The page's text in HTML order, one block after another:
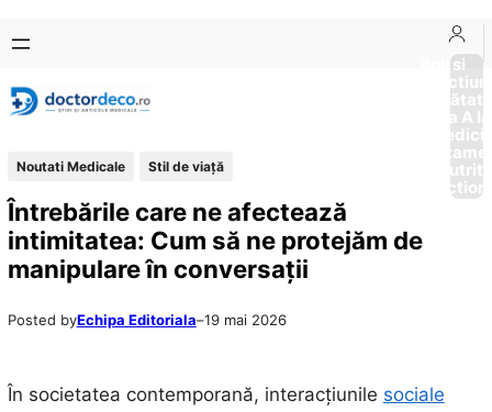
conținut
content
Boli si
Afectiuni
Sănătate
de la A
Noutati Medicale Stil de viaţă
Întrebările care ne afectează
intimitatea: Cum să ne protejăm de
manipulare în conversații
Posted byEchipa Editoriala–19 mai 2026
În societatea contemporană, interacțiunile sociale